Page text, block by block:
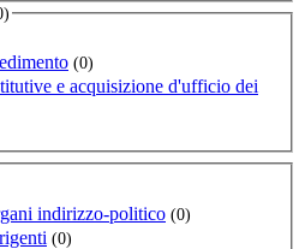
(0)
e acquisizione d'ufficio dei
indirizzo-politico (0)
(0)